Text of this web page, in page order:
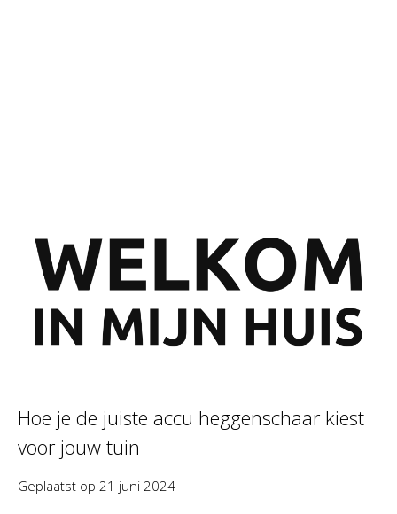
Hoe je de juiste accu heggenschaar kiest
voor jouw tuin
Geplaatst op 21 juni 2024